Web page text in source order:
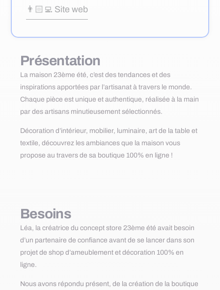
Présentation
La maison 23ème été, c’est des tendances et des
inspirations apportées par l’artisanat à travers le monde.
Chaque pièce est unique et authentique, réalisée à la main
par des artisans minutieusement sélectionnés.
Décoration d’intérieur, mobilier, luminaire, art de la table et
textile, découvrez les ambiances que la maison vous
propose au travers de sa boutique 100% en ligne !
Besoins
Léa, la créatrice du concept store 23ème été avait besoin
d’un partenaire de confiance avant de se lancer dans son
projet de shop d’ameublement et décoration 100% en
ligne.
Nous avons répondu présent, de la création de la boutique
👨🏻‍💻 Site web